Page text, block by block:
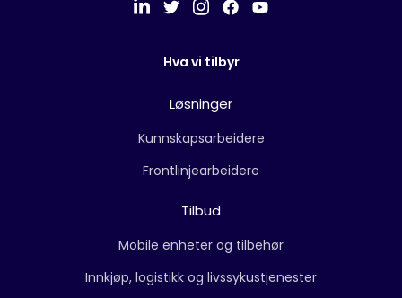
Hva vi tilbyr
Løsninger
Kunnskapsarbeidere
Frontlinjearbeidere
Tilbud
Mobile enheter og tilbehør
Innkjøp, logistikk og livssykustjenester